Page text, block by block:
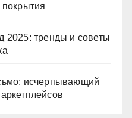
покрытия
2025: тренды и советы
исчерпывающий